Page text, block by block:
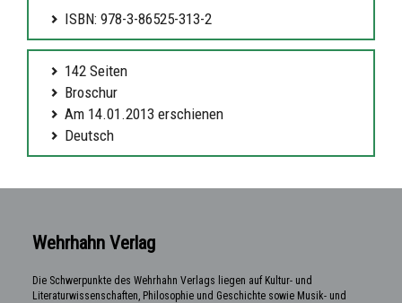
ISBN: 978-3-86525-313-2
142 Seiten
Broschur
Am 14.01.2013 erschienen
Deutsch
Wehrhahn Verlag
Die Schwerpunkte des Wehrhahn Verlags liegen auf Kultur- und
Literaturwissenschaften, Philosophie und Geschichte sowie Musik- und